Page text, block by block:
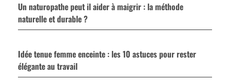
Un naturopathe peut il aider à maigrir : la méthode
naturelle et durable ?
Idée tenue femme enceinte : les 10 astuces pour rester
élégante au travail